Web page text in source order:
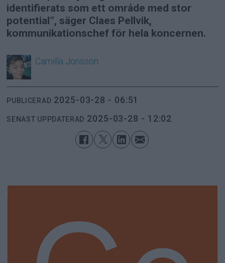
identifierats som ett område med stor
potential”, säger Claes Pellvik,
kommunikationschef för hela koncernen.
Camilla Jonsson
PUBLICERAD 2025-03-28 - 06:51
SENAST UPPDATERAD 2025-03-28 - 12:02